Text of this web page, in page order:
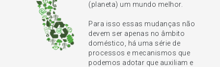
(planeta) um mundo melhor.
Para isso essas mudanças não
devem ser apenas no âmbito
doméstico, há uma série de
processos e mecanismos que
podemos adotar que auxiliam e